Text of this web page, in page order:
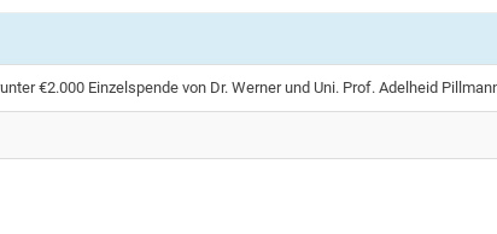
€2.000 Einzelspende von Dr. Werner und Uni. Prof. Adelheid